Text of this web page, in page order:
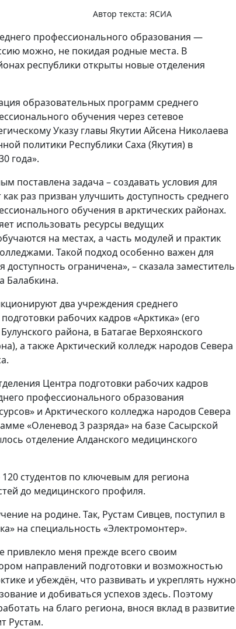
Автор текста: ЯСИА
профессионального образования —
можно, не покидая родные места. В
республики открыты новые отделения
образовательных программ среднего
обучения через сетевое
Указу главы Якутии Айсена Николаева
политики Республики Саха (Якутия) в
года».
поставлена задача – создавать условия для
раз призван улучшить доступность среднего
обучения в арктических районах.
использовать ресурсы ведущих
на местах, а часть модулей и практик
Такой подход особенно важен для
ограничена», – сказала заместитель
Балабкина.
два учреждения среднего
рабочих кадров «Арктика» (его
района, в Батагае Верхоянского
а также Арктический колледж народов Севера
Центра подготовки рабочих кадров
профессионального образования
и Арктического колледжа народов Севера
«Оленевод 3 разряда» на базе Сасырской
отделение Алданского медицинского
студентов по ключевым для региона
до медицинского профиля.
на родине. Так, Рустам Сивцев, поступил в
на специальность «Электромонтер».
привлекло меня прежде всего своим
направлений подготовки и возможностью
и убеждён, что развивать и укреплять нужно
и добиваться успехов здесь. Поэтому
на благо региона, внося вклад в развитие
Рустам.